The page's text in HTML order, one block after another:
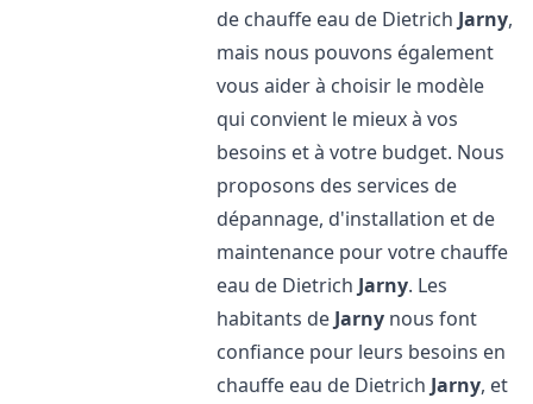
de chauffe eau de Dietrich Jarny,
mais nous pouvons également
vous aider à choisir le modèle
qui convient le mieux à vos
besoins et à votre budget. Nous
proposons des services de
dépannage, d'installation et de
maintenance pour votre chauffe
eau de Dietrich Jarny. Les
habitants de Jarny nous font
confiance pour leurs besoins en
chauffe eau de Dietrich Jarny, et